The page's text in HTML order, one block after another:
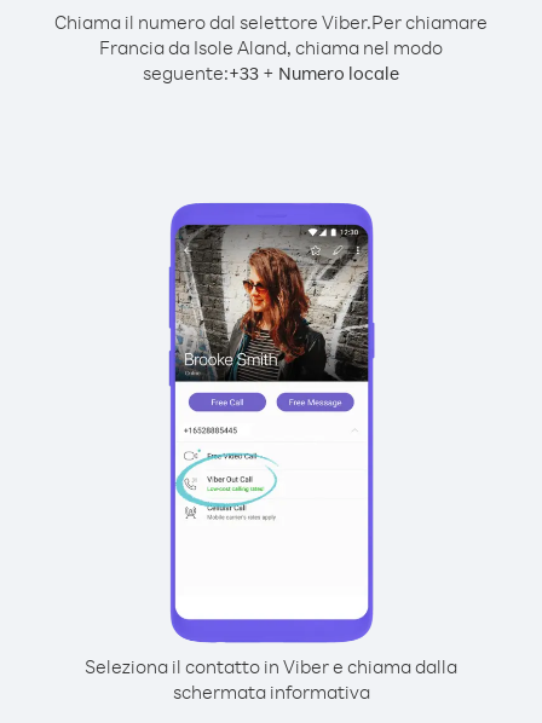
Chiama il numero dal selettore Viber.Per chiamare
Francia da Isole Aland, chiama nel modo
seguente:+33 + Numero locale
Seleziona il contatto in Viber e chiama dalla
schermata informativa